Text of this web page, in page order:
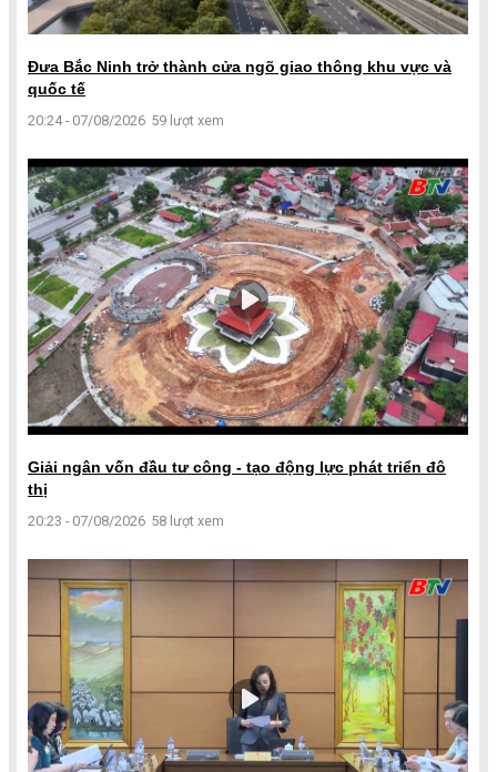
Đưa Bắc Ninh trở thành cửa ngõ giao thông khu vực và
quốc tế
20:24 - 07/08/2026 59 lượt xem
Giải ngân vốn đầu tư công - tạo động lực phát triển đô
thị
20:23 - 07/08/2026 58 lượt xem